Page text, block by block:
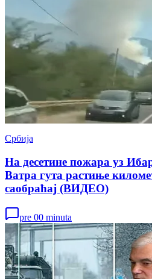
Србија
На десетине пожара уз
Ватра гута растиње
саобраћај (ВИДЕО)
pre 00 minuta